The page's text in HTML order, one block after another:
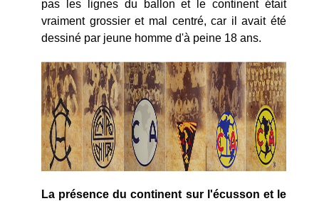
pas les lignes du ballon et le continent était
vraiment grossier et mal centré, car il avait été
dessiné par jeune homme d'à peine 18 ans.
La présence du continent sur l'écusson et le